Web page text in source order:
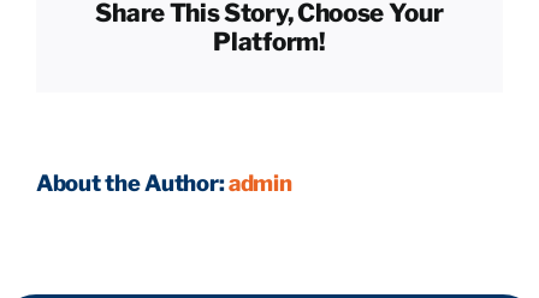
de
la
Share This Story, Choose Your
Platform!
About the Author:admin